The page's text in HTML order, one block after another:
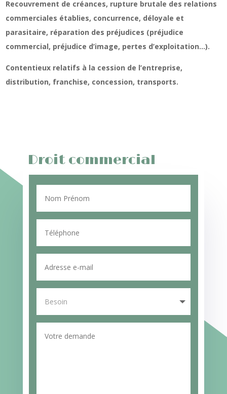
Recouvrement de créances, rupture brutale des relations
commerciales établies, concurrence, déloyale et
parasitaire, réparation des préjudices (préjudice
commercial, préjudice d’image, pertes d’exploitation…).
Contentieux relatifs à la cession de l’entreprise,
distribution, franchise, concession, transports.
Droit commercial